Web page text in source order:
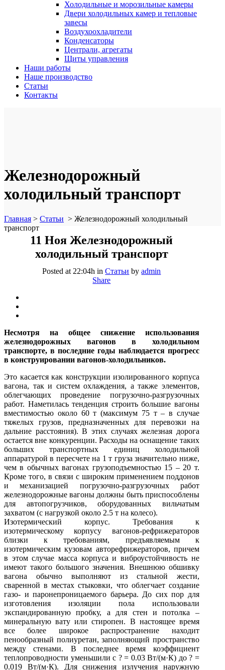
Холодильные и морозильные камеры
Двери холодильных камер и тепловые
завесы
Воздухоохладители
Конденсаторы
Централи, агрегаты
Щиты управления
Наши работы
Наше производство
Статьи
Контакты
Железнодорожный
холодильный транспорт
Главная > Статьи > Железнодорожный холодильный
транспорт
11 Ноя Железнодорожный
холодильный транспорт
Posted at 22:04h inСтатьи byadmin
Share
Несмотря на общее снижение использования
железнодорожных вагонов в холодильном
транспорте, в последние годы наблюдается прогресс
в конструировании вагонов-холодильников.
Это касается как конструкции изолированного корпуса
вагона, так и систем охлаждения, а также элементов,
облегчающих проведение погрузочно-разгрузочных
работ. Наметилась тенденция строить большие вагоны
вместимостью около 60 т (максимум 75 т – в случае
тяжелых грузов, предназначенных для перевозки на
дальние расстояния). В этих случаях железная дорога
остается вне конкуренции. Расходы на оснащение таких
больших транспортных единиц холодильной
аппаратурой в пересчете на 1 т груза значительно ниже,
чем в обычных вагонах грузоподъемностью 15 – 20 т.
Кроме того, в связи с широким применением поддонов
и механизацией погрузочно-разгрузочных работ
железнодорожные вагоны должны быть приспособлены
для автопогрузчиков, оборудованных вильчатым
захватом (с нагрузкой около 2.5 т на колесо).
Изотермический корпус. Требования к
изотермическому корпусу вагонов-рефрижераторов
близки к требованиям, предъявляемым к
изотермическим кузовам авторефрижераторов, причем
в этом случае масса корпуса и виброустойчивость не
имеют такого большого значения. Внешнюю обшивку
вагона обычно выполняют из стальной жести,
сваренной в местах стыковки, что облегчает создание
газо- и паронепроницаемого барьера. До сих пор для
изготовления изоляции пола использовали
экспандированную пробку, а для стен и потолка –
минеральную вату или стиропен. В настоящее время
все более широкое распространение находит
пенообразный полиуретан, заполняющий пространство
между стенами. В последнее время коэффициент
теплопроводности уменьшили с ? = 0.03 Вт/(м·К) до ? =
0.019 Вт/(м·К). Для снижения излучения наружную